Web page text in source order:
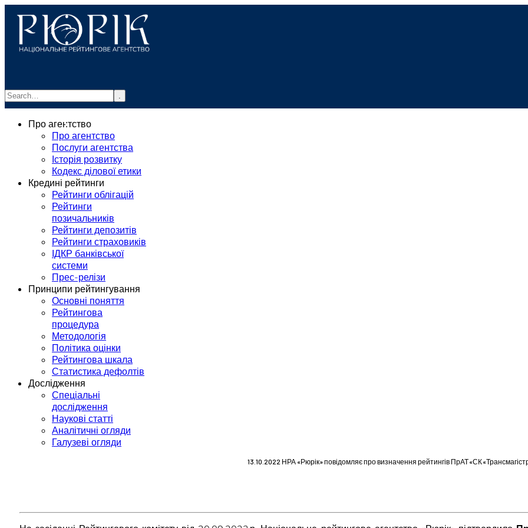
.
info@rurik.com.ua
Про агентство
Про агентство
Послуги агентства
Історія розвитку
Кодекс ділової етики
Кредині рейтинги
Рейтинги облігацій
Рейтинги
позичальників
Рейтинги депозитів
Рейтинги страховиків
ІДКР банківської
системи
Прес-релізи
Принципи рейтингування
Основні поняття
Рейтингова
процедура
Методологія
Політика оцінки
Рейтингова шкала
Статистика дефолтів
Дослідження
Спеціальні
дослідження
Наукові статті
Аналітичні огляди
Галузеві огляди
13.10.2022 НРА «Рюрік» повідомляє про визначення рейтингів ПрАТ «СК